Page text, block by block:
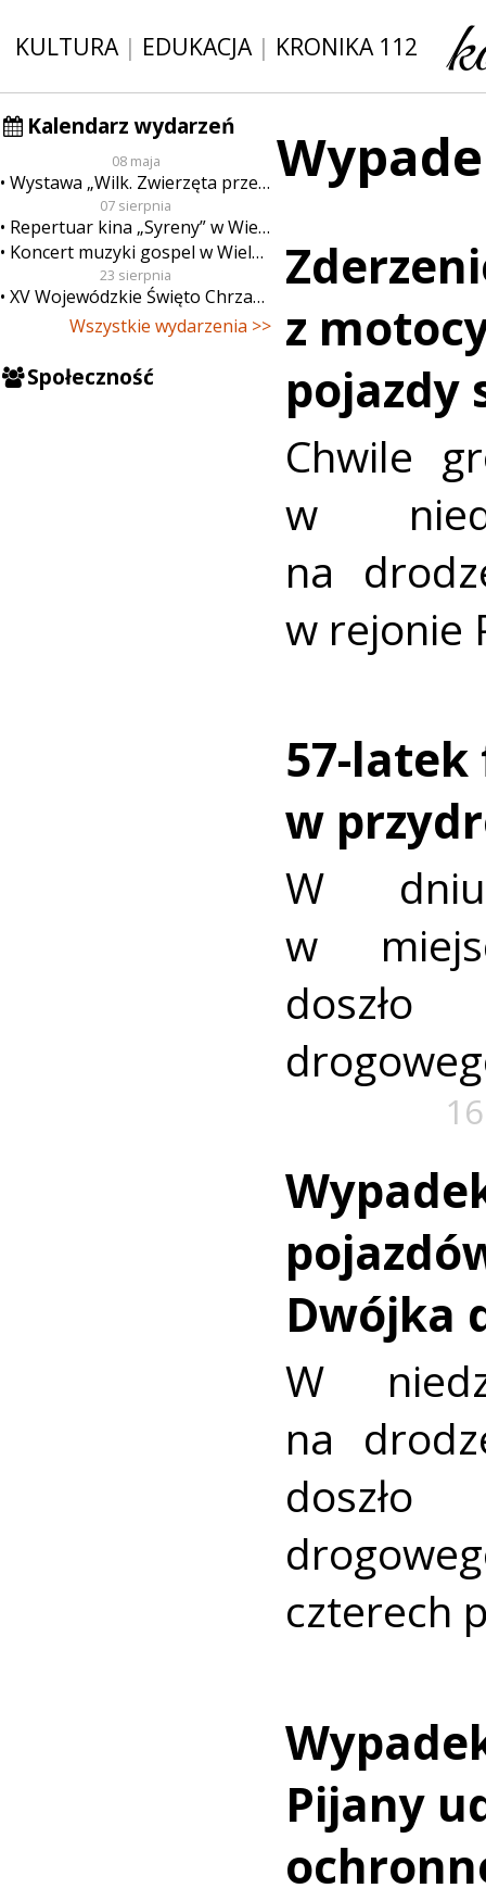
KULTURA| EDUKACJA| KRONIKA 112
Kalendarz wydarzeń
08 maja
Wystawa „Wilk. Zwierzęta przeklęte”
07 sierpnia
Repertuar kina „Syreny” w Wieluniu w dn. od 7 do 13 sierpnia
Koncert muzyki gospel w Wieluniu
23 sierpnia
XV Wojewódzkie Święto Chrzanu
Wszystkie wydarzenia >>
Społeczność
z
pojazdy
Chwile
w
na
w rejonie
57-latek
w
W
w
Dwójka
W
na
czterech
Pijany